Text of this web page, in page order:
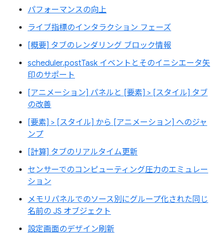
パフォーマンスの向上
ライブ指標のインタラクション フェーズ
[概要] タブのレンダリング ブロック情報
scheduler.postTask イベントとそのイニシエータ矢
印のサポート
[アニメーション] パネルと [要素] > [スタイル] タブ
の改善
[要素] > [スタイル] から [アニメーション] へのジャ
ンプ
[計算] タブのリアルタイム更新
センサーでのコンピューティング圧力のエミュレー
ション
メモリパネルでのソース別にグループ化された同じ
名前の JS オブジェクト
設定画面のデザイン刷新